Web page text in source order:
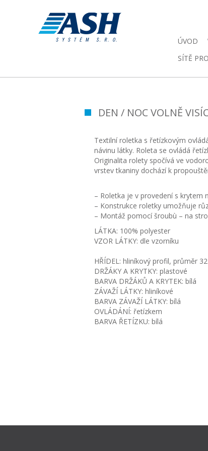
ÚVOD
SÍTĚ
DEN / NOC VOLNĚ
Textilní roletka s řetízkovým
návinu látky. Roleta se ovládá
Originalita rolety spočívá ve
vrstev tkaniny dochází k
– Roletka je v provedení s krytem
– Konstrukce roletky umožňuje
– Montáž pomocí šroubù – na
LÁTKA: 100% polyester
VZOR LÁTKY: dle vzorníku
HŘÍDEL: hliníkový profil, průměr
DRŽÁKY A KRYTKY: plastové
BARVA DRŽÁKŮ A KRYTEK: bílá
ZÁVAŽÍ LÁTKY: hliníkové
BARVA ZÁVAŽÍ LÁTKY: bílá
OVLÁDÁNÍ: řetízkem
BARVA ŘETÍZKU: bílá